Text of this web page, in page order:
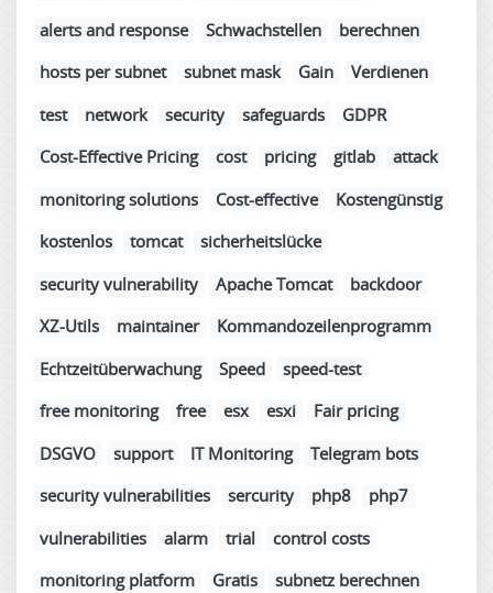
alerts and response
Schwachstellen
berechnen
hosts per subnet
subnet mask Gain
Verdienen
test
network security safeguards
GDPR
Cost-Effective Pricing
cost pricing gitlab
attack
monitoring solutions
Cost-effective
Kostengünstig
kostenlos
tomcat
sicherheitslücke
security vulnerability
Apache Tomcat
backdoor
XZ-Utils
maintainer
Kommandozeilenprogramm
Echtzeitüberwachung
Speed
speed-test
free monitoring
free esx esxi
Fair pricing
DSGVO
support IT Monitoring
Telegram bots
security vulnerabilities
sercurity php8
php7
vulnerabilities
alarm trial
control costs
monitoring platform
Gratis
subnetz berechnen